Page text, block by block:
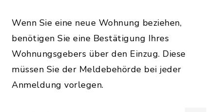
Wenn Sie eine neue Wohnung beziehen,
benötigen Sie eine Bestätigung Ihres
Wohnungsgebers über den Einzug. Diese
müssen Sie der Meldebehörde bei jeder
Anmeldung vorlegen.